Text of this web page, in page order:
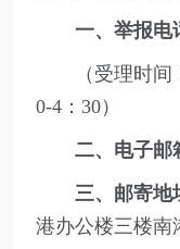
一、举报电
（受理时
0-4：30）
二、电子邮
三、邮寄地
港办公楼三楼南